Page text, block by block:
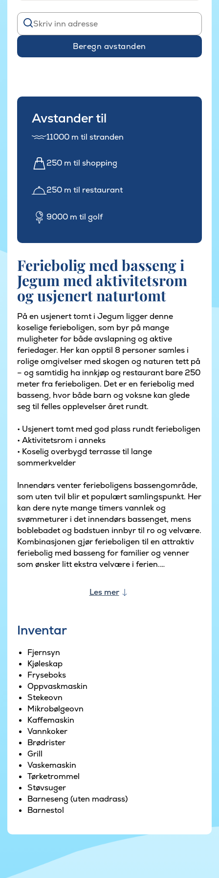
Beregn avstanden
Avstander til
11000 m til stranden
250 m til shopping
250 m til restaurant
9000 m til golf
Feriebolig med basseng i
Jegum med aktivitetsrom
og usjenert naturtomt
På en usjenert tomt i Jegum ligger denne
koselige ferieboligen, som byr på mange
muligheter for både avslapning og aktive
feriedager. Her kan opptil 8 personer samles i
rolige omgivelser med skogen og naturen tett på
– og samtidig ha innkjøp og restaurant bare 250
meter fra ferieboligen. Det er en feriebolig med
basseng, hvor både barn og voksne kan glede
seg til felles opplevelser året rundt.
• Usjenert tomt med god plass rundt ferieboligen
• Aktivitetsrom i anneks
• Koselig overbygd terrasse til lange
sommerkvelder
Innendørs venter ferieboligens bassengområde,
som uten tvil blir et populært samlingspunkt. Her
kan dere nyte mange timers vannlek og
svømmeturer i det innendørs bassenget, mens
boblebadet og badstuen innbyr til ro og velvære.
Kombinasjonen gjør ferieboligen til en attraktiv
feriebolig med basseng for familier og venner
som ønsker litt ekstra velvære i ferien.
I det separate annekset finner dere et
aktivitetsrom med både bordfotball og
ferieboligen, slik at noen kan kose seg med spill
oppholdsrommet. Samtidig bidrar det til å skape
en ferie med plass til både fellesskap og små
pauser hver for seg.
Ferieboligens hjerte er det åpne
oppholdsrommet med stue og spiseplass i
forbindelse med kjøkkenet. Her strømmer lyset
inn, og innredningen understreker den klassiske
sommerhusstemningen. Det er lett å samles om
matlagingen, brettspill ved spisebordet eller en
god film i sofaen. De fire soverommene er alle
innredet med en dobbeltseng og gir gode
rammer for en behagelig nattesøvn. I tillegg har
ferieboligen to bad, noe som gjør det praktisk og
komfortabelt å være flere på tur.
Utendørs fortsetter opplevelsene. Hagen er et
sant paradis for barn med huske, sandkasse,
lekestativ og trampoline. Det er også et shelter,
som gir mulighet for en annerledes overnatting
Les mer
Inventar
Fjernsyn
Kjøleskap
Fryseboks
Oppvaskmaskin
Stekeovn
Mikrobølgeovn
Kaffemaskin
Vannkoker
Brødrister
Grill
Vaskemaskin
Tørketrommel
Støvsuger
Barneseng (uten madrass)
Barnestol